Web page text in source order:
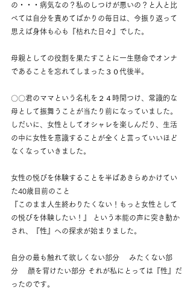
の・・・病気なの？私のしつけが悪いの？と人と比
べては自分を責めてばかりの毎日は、今振り返って
思えば身体も心も『枯れた日々』でした。
母親としての役割を果たすことに一生懸命でオンナ
であることを忘れてしまった３０代後半。
〇〇君のママという名札を２４時間つけ、常識的な
母として振舞うことが当たり前になっていました。
しだいに、女性としてオシャレを楽しんだり、生活
の中に女性を意識することが全くと言っていいほど
なくなっていきました。
女性の悦びを体験することを半ばあきらめかけてい
た40歳目前のこと
『このまま人生終わりたくない！もっと女性として
の悦びを体験したい！』 という本能の声に突き動か
され、『性』への探求が始まりました。
自分の最も触れて欲しくない部分 　みたくない部
分　 顔を背けたい部分 それが私にとっては『性』だ
ったのです。